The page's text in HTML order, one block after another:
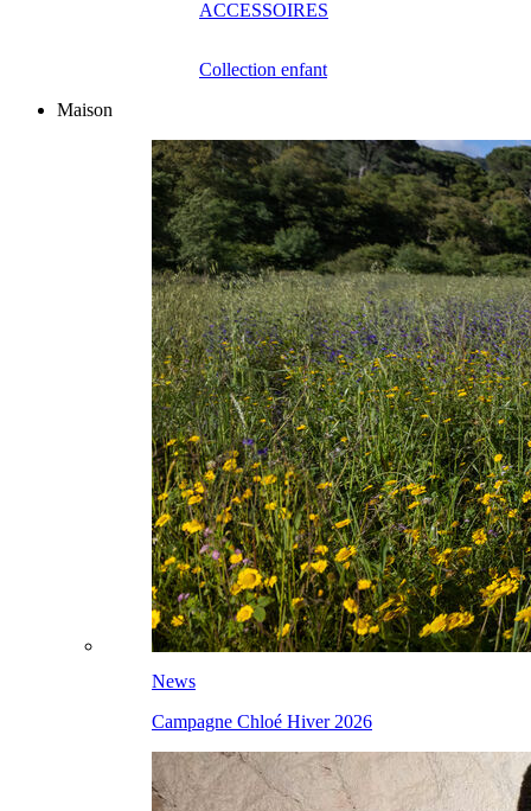
ACCESSOIRES
Collection enfant
Maison
News
Campagne Chloé Hiver 2026